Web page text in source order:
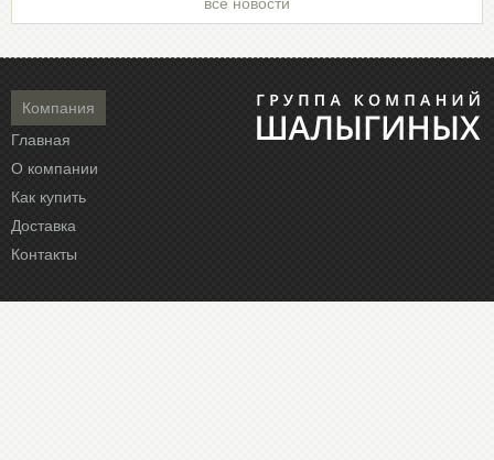
Компания
Главная
О компании
Как купить
Доставка
Контакты